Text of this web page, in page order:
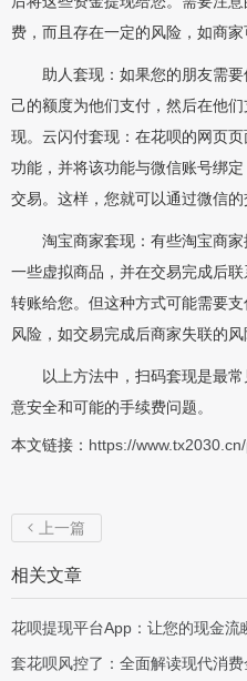
费，而且存在一定的风险，如商家
助人套现：如果您的朋友需
己的额度为他们支付，然后在他
现。云闪付套现：在花呗的网页
功能，并将该功能与微信账号绑
交易。这样，您就可以通过微信的
淘宝商家套现：有些淘宝商
一些虚拟商品，并在交易完成后
转账给您。但这种方式可能需要
风险，如交易完成后商家失联的风
以上方法中，扫码套现是最
意安全和可能的手续费问题。
本文链接： https://
 上一篇
相关文章
花呗提现平台App：让您的现金流
套花呗风控了：全面解读现代消费